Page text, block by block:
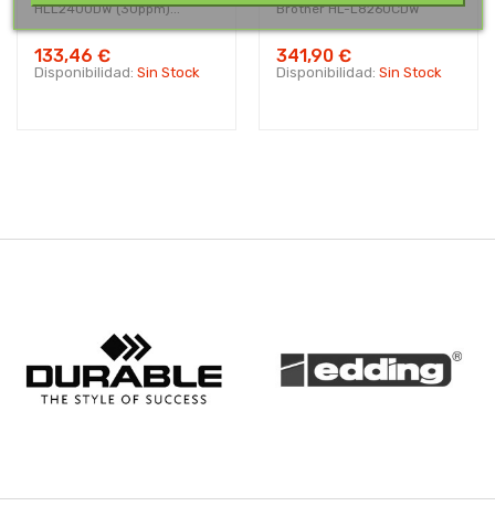
HLL2400DW (30ppm)...
133,46 €
Disponibilidad: Sin Stock
Brother HL-L8260CDW
341,90 €
Disponibilidad: Sin Stock